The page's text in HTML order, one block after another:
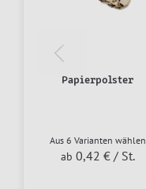
Papierpolster
Aus 6 Varianten wählen
ab 0,42 € / St.